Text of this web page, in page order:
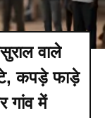
वाले
कपड़े फाड़े
गांव में